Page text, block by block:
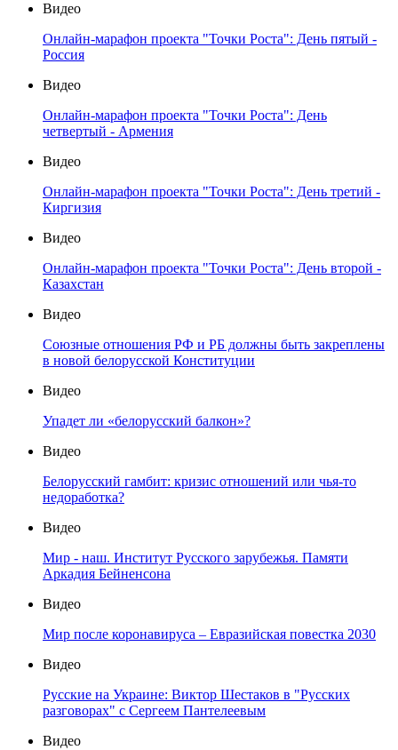
Видео
Онлайн-марафон проекта "Точки Роста": День пятый -
Россия
Видео
Онлайн-марафон проекта "Точки Роста": День
четвертый - Армения
Видео
Онлайн-марафон проекта "Точки Роста": День третий -
Киргизия
Видео
Онлайн-марафон проекта "Точки Роста": День второй -
Казахстан
Видео
Союзные отношения РФ и РБ должны быть закреплены
в новой белорусской Конституции
Видео
Упадет ли «белорусский балкон»?
Видео
Белорусский гамбит: кризис отношений или чья-то
недоработка?
Видео
Мир - наш. Институт Русского зарубежья. Памяти
Аркадия Бейненсона
Видео
Мир после коронавируса – Евразийская повестка 2030
Видео
Русские на Украине: Виктор Шестаков в "Русских
разговорах" с Сергеем Пантелеевым
Видео